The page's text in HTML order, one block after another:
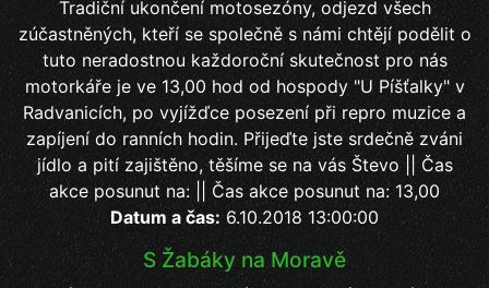
Tradiční ukončení motosezóny, odjezd všech
zúčastněných, kteří se společně s námi chtějí podělit o
tuto neradostnou každoroční skutečnost pro nás
motorkáře je ve 13,00 hod od hospody "U Píšťalky" v
Radvanicích, po vyjížďce posezení při repro muzice a
zapíjení do ranních hodin. Přijeďte jste srdečně zváni
jídlo a pití zajištěno, těšíme se na vás Števo || Čas
akce posunut na: || Čas akce posunut na: 13,00
Datum a čas: 6.10.2018 13:00:00
S Žabáky na Moravě